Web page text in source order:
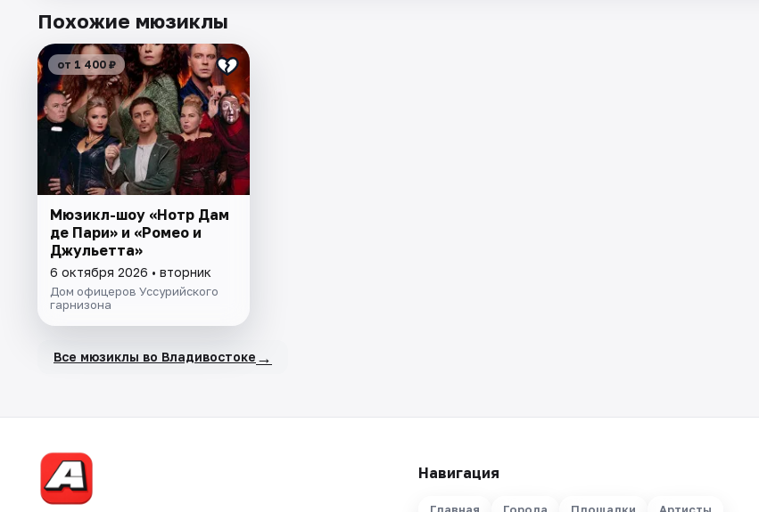
Похожие мюзиклы
от 1 400 ₽
Мюзикл-шоу «Нотр Дам
де Пари» и «Ромео и
Джульетта»
6 октября 2026 • вторник
Дом офицеров Уссурийского
гарнизона
Все мюзиклы во Владивостоке →
Навигация